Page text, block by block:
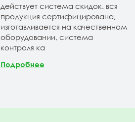
действует система скидок. вся
продукция сертифицирована,
изготавливается на качественном
оборудовании, система
контроля ка
Подробнее